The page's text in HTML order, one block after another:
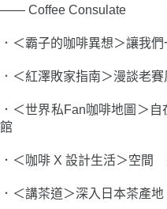
―― Coffee Consulate
．＜霸子的咖啡異想＞讓我們
．＜紅澤敗家指南＞漫談老
．＜世界私Fan咖啡地圖＞
館
．＜咖啡 X 設計生活＞空間
．＜講茶道＞深入日本茶產